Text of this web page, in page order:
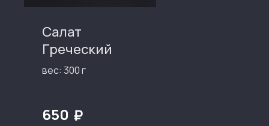
Салат
Греческий
вес: 300 г
650 ₽